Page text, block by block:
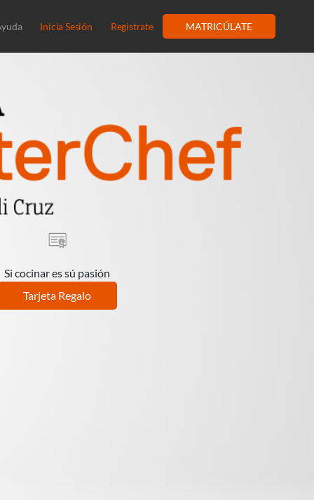
Inicia Sesión Registrate MATRICÚLATE
Si cocinar es sú pasión
Tarjeta Regalo